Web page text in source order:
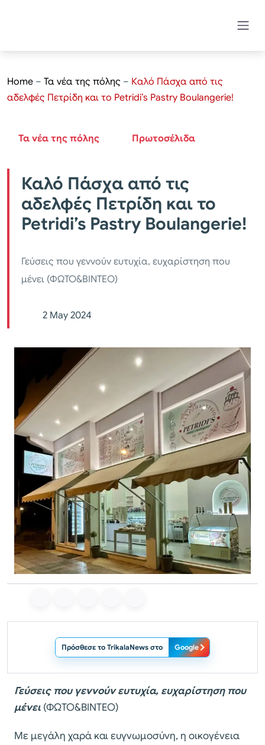
Home – Τα νέα της πόλης – Καλό Πάσχα από τις
αδελφές Πετρίδη και το Petridi’s Pastry Boulangerie!
Τα νέα της πόλης Πρωτοσέλιδα
Καλό Πάσχα από τις
αδελφές Πετρίδη και το
Petridi’s Pastry Boulangerie!
Γεύσεις που γεννούν ευτυχία, ευχαρίστηση που
μένει (ΦΩΤΟ&ΒΙΝΤΕΟ)
2 May 2024
Πρόσθεσε το TrikalaNews στο Google
Γεύσεις που γεννούν ευτυχία, ευχαρίστηση που
μένει (ΦΩΤΟ&ΒΙΝΤΕΟ)
Με μεγάλη χαρά και ευγνωμοσύνη, η οικογένεια